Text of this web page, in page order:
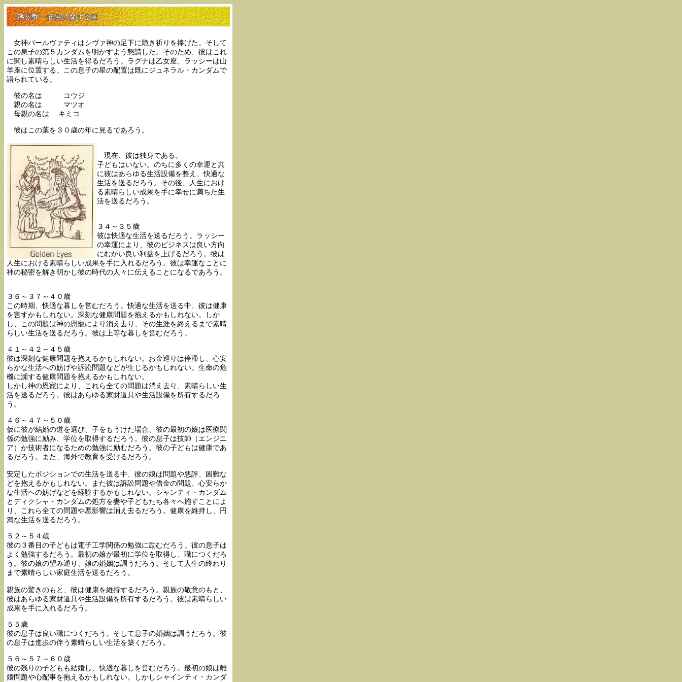
女神パールヴァティはシヴァ神の足下に跪き祈りを捧げた。そして
この息子の第５カンダムを明かすよう懇請した。そのため、彼はこれ
に関し素晴らしい生活を得るだろう。ラグナは乙女座、ラッシーは山
羊座に位置する。この息子の星の配置は既にジュネラル・カンダムで
語られている。
彼の名は コウジ
親の名は マツオ
母親の名は キミコ
彼はこの葉を３０歳の年に見るであろう。
現在、彼は独身である。
子どもはいない。のちに多くの幸運と共
に彼はあらゆる生活設備を整え、快適な
生活を送るだろう。その後、人生におけ
る素晴らしい成果を手に幸せに満ちた生
活を送るだろう。
３４～３５歳
彼は快適な生活を送るだろう。ラッシー
の幸運により、彼のビジネスは良い方向
にむかい良い利益を上げるだろう。彼は
人生における素晴らしい成果を手に入れるだろう。彼は幸運なことに
神の秘密を解き明かし彼の時代の人々に伝えることになるであろう。
３６～３７～４０歳
この時期、快適な暮しを営むだろう。快適な生活を送る中、彼は健康
を害すかもしれない。深刻な健康問題を抱えるかもしれない。しか
し、この問題は神の恩寵により消え去り、その生涯を終えるまで素晴
らしい生活を送るだろう。彼は上等な暮しを営むだろう。
４１～４２～４５歳
彼は深刻な健康問題を抱えるかもしれない。お金巡りは停滞し、心安
らかな生活への妨げや訴訟問題などが生じるかもしれない。生命の危
機に瀕する健康問題を抱えるかもしれない。
しかし神の恩寵により、これら全ての問題は消え去り、素晴らしい生
活を送るだろう。彼はあらゆる家財道具や生活設備を所有するだろ
う。
４６～４７～５０歳
仮に彼が結婚の道を選び、子をもうけた場合、彼の最初の娘は医療関
係の勉強に励み、学位を取得するだろう。彼の息子は技師（エンジニ
ア）か技術者になるための勉強に励むだろう。彼の子どもは健康であ
るだろう。また、海外で教育を受けるだろう。
安定したポジションでの生活を送る中、彼の娘は問題や悪評、困難な
どを抱えるかもしれない。また彼は訴訟問題や借金の問題、心安らか
な生活への妨げなどを経験するかもしれない。シャンティ・カンダム
とディクシャ・カンダムの処方を妻や子どもたち各々へ施すことによ
り、これら全ての問題や悪影響は消え去るだろう。健康を維持し、円
満な生活を送るだろう。
５２～５４歳
彼の３番目の子どもは電子工学関係の勉強に励むだろう。彼の息子は
よく勉強するだろう。最初の娘が最初に学位を取得し、職につくだろ
う。彼の娘の望み通り、娘の婚姻は調うだろう。そして人生の終わり
まで素晴らしい家庭生活を送るだろう。
親族の驚きのもと、彼は健康を維持するだろう。親族の敬意のもと、
彼はあらゆる家財道具や生活設備を所有するだろう。彼は素晴らしい
成果を手に入れるだろう。
５５歳
彼の息子は良い職につくだろう。そして息子の婚姻は調うだろう。彼
の息子は進歩の伴う素晴らしい生活を築くだろう。
５６～５７～６０歳
彼の残りの子どもも結婚し、快適な暮しを営むだろう。最初の娘は離
婚問題や心配事を抱えるかもしれない。しかしシャインティ・カンダ